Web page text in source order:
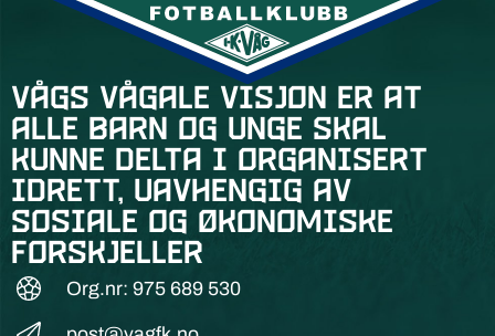
Vågs vågale visjon er at
alle barn og unge skal
kunne delta i organisert
idrett, uavhengig av
sosiale og økonomiske
forskjeller
Org.nr: 975 689 530